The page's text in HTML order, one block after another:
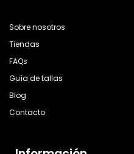
Sobre nosotros
Tiendas
FAQs
Guía de tallas
Blog
Contacto